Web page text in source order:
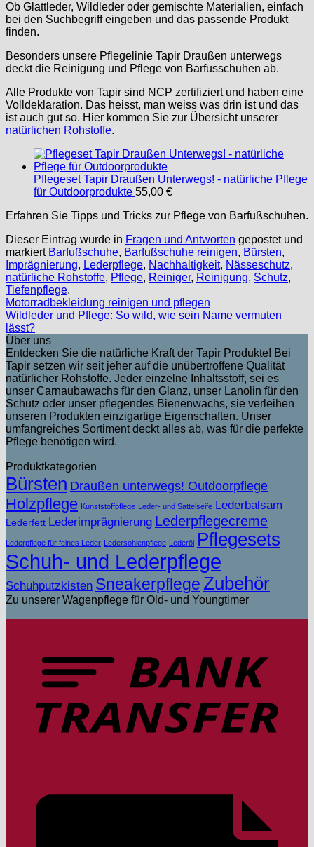
Ob Glattleder, Wildleder oder gemischte Materialien, einfach
bei den Suchbegriff eingeben und das passende Produkt
finden.
Besonders unsere Pflegelinie Tapir Draußen unterwegs
deckt die Reinigung und Pflege von Barfusschuhen ab.
Alle Produkte von Tapir sind NCP zertifiziert und haben eine
Volldeklaration. Das heisst, man weiss was drin ist und das
ist auch gut so. Hier kommen Sie zur Übersicht unserer
natürlichen Rohstoffe.
Pflegeset Tapir Draußen Unterwegs! - natürliche Pflege
für Outdoorprodukte 55,00 €
Erfahren Sie Tipps und Tricks zur Pflege von Barfußschuhen.
Dieser Eintrag wurde in Fragen und Antworten gepostet und
markiert Barfußschuhe, Barfußschuhe reinigen, Bürsten,
Imprägnierung, Lederpflege, Nachhaltigkeit, Nässeschutz,
natürliche Rohstoffe, Pflege, Reiniger, Reinigung, Schutz,
Tiefenpflege.
Motorradbekleidung reinigen und pflegen
Wildleder und Pflege: So wild, wie sein Name vermuten
lässt?
Über uns
Entdecken Sie die natürliche Kraft der Tapir Produkte! Bei
Tapir setzen wir seit jeher auf die unübertroffene Qualität
natürlicher Rohstoffe. Jeder einzelne Inhaltsstoff, sei es
unser Carnaubawachs für den Glanz, unser Lanolin für den
Schutz oder unser pflegendes Bienenwachs, sie verleihen
unseren Produkten einzigartige Eigenschaften. Unser
umfangreiches Sortiment deckt alles ab, was für die perfekte
Pflege benötigen wird.
Produktkategorien
Bürsten Draußen unterwegs! Outdoorpflege
Holzpflege Kunststoffpflege Leder- und Sattelseife Lederbalsam
Lederfett Lederimprägnierung Lederpflegecreme
Lederpflege für feines Leder Ledersohlenpflege Lederöl Pflegesets
Schuh- und Lederpflege
Schuhputzkisten Sneakerpflege Zubehör
Zu unserer Wagenpflege für Old- und Youngtimer